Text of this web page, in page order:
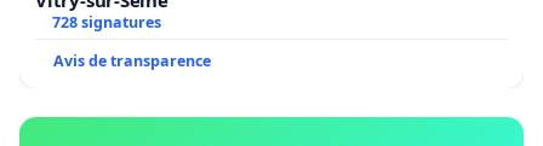
728 signatures
Avis de transparence